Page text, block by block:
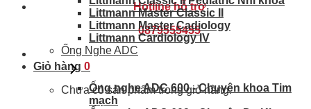
Hotline hỗ trợ
0879555455
Giỏ hàng 0
Chưa có sản phẩm trong giỏ hàng.
Littmann Master Classic II
Littmann Master Cadiology
Littmann Cardiology IV
Ống Nghe ADC
Ống nghe ADC 600 - Chuyên khoa Tim
mạch